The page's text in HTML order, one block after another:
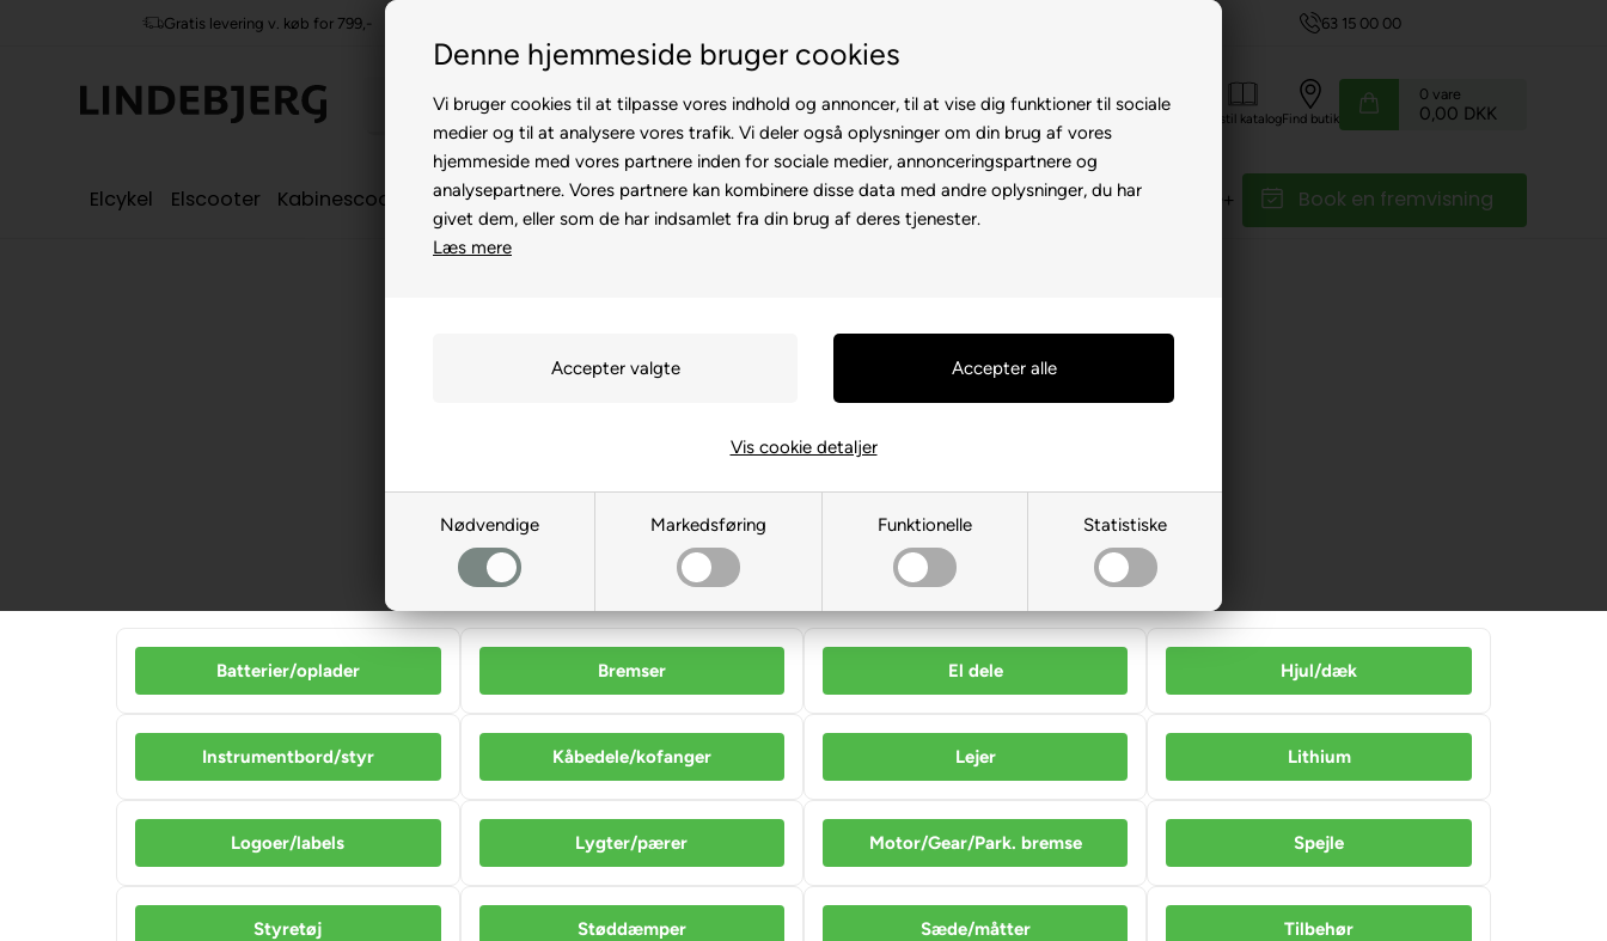
Denne hjemmeside bruger cookies
Vi bruger cookies til at tilpasse vores indhold og annoncer, til at vise dig funktioner til sociale
medier og til at analysere vores trafik. Vi deler også oplysninger om din brug af vores
hjemmeside med vores partnere inden for sociale medier, annonceringspartnere og
analysepartnere. Vores partnere kan kombinere disse data med andre oplysninger, du har
givet dem, eller som de har indsamlet fra din brug af deres tjenester.
Læs mere
Nødvendige Markedsføring Funktionelle Statistiske
Vis cookie detaljer
Gratis levering v. køb for 799,- 63 15 00 00
Bestil katalogFind butik
0 vare
0,00 DKK
Elcykel Elscooter Kabinescooter Seniorcykel Rollator Brugte Otiumstole El-kørestol Tilbehør Reservedele Book en fremvisning
Elscooter
Sortering
Batterier/oplader Bremser El dele Hjul/dæk
Instrumentbord/styr Kåbedele/kofanger Lejer Lithium
Logoer/labels Lygter/pærer Motor/Gear/Park. bremse Spejle
Styretøj Støddæmper Sæde/måtter Tilbehør